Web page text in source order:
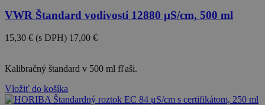
VWR Štandard vodivosti 12880 µS/cm, 500 ml
15,30 € (s DPH) 17,00 €
Kalibračný štandard v 500 ml fľaši.
Vložiť do košíka